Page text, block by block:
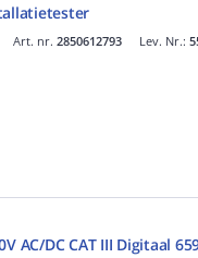
Art. nr. 2850612793 Lev. Nr.:
AC/DC CAT III Digitaal